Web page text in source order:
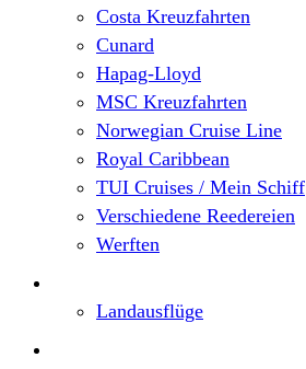
Costa Kreuzfahrten
Cunard
Hapag-Lloyd
MSC Kreuzfahrten
Norwegian Cruise Line
Royal Caribbean
TUI Cruises / Mein Schiff
Verschiedene Reedereien
Werften
Landausflüge